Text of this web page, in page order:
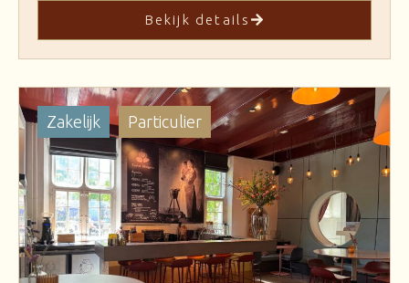
Bekijk details
Zakelijk Particulier